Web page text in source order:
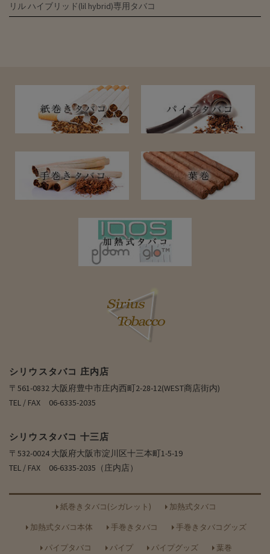
リル ハイブリッド(lil hybrid)専用タバコ
シリウスタバコ 庄内店
〒561-0832 大阪府豊中市庄内西町2-28-12(WEST商店街内)
TEL / FAX 06-6335-2035
シリウスタバコ 十三店
〒532-0024 大阪府大阪市淀川区十三本町1-5-19
TEL / FAX 06-6335-2035（庄内店）
紙巻きタバコ(シガレット)
加熱式タバコ
加熱式タバコ本体
手巻きタバコ
手巻きタバコグッズ
パイプタバコ
パイプ パイプグッズ 葉巻